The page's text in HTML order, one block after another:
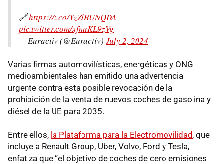
🔗https://t.co/YzZlBUNQDA
pic.twitter.com/xfnuKL9zVg
— Euractiv (@Euractiv) July 2, 2024
Varias firmas automovilísticas, energéticas y ONG
medioambientales han emitido una advertencia
urgente contra esta posible revocación de la
prohibición de la venta de nuevos coches de gasolina y
diésel de la UE para 2035.
Entre ellos, la Plataforma para la Electromovilidad , que
incluye a Renault Group, Uber, Volvo, Ford y Tesla,
enfatiza que “el objetivo de coches de cero emisiones